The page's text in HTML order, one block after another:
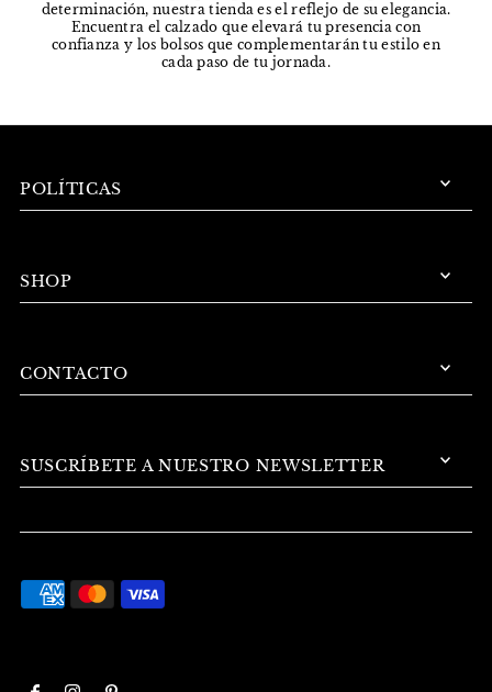
determinación, nuestra tienda es el reflejo de su elegancia.
Encuentra el calzado que elevará tu presencia con
confianza y los bolsos que complementarán tu estilo en
cada paso de tu jornada.
POLÍTICAS
SHOP
CONTACTO
SUSCRÍBETE A NUESTRO NEWSLETTER